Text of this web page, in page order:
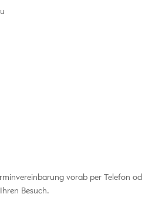
vorab per Telefon
Besuch.